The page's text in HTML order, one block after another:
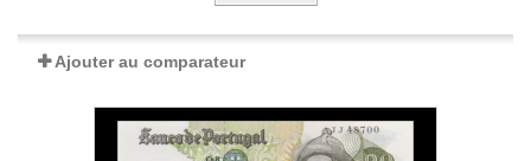
Ajouter au comparateur